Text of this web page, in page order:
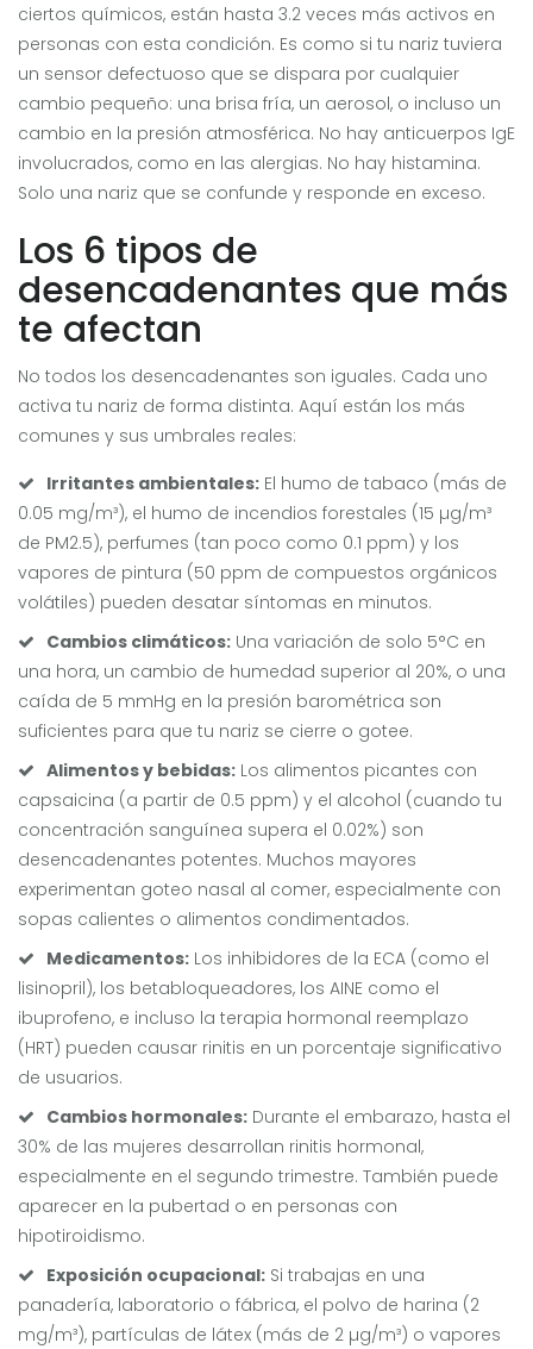
ciertos químicos, están hasta 3.2 veces más activos en
personas con esta condición. Es como si tu nariz tuviera
un sensor defectuoso que se dispara por cualquier
cambio pequeño: una brisa fría, un aerosol, o incluso un
cambio en la presión atmosférica. No hay anticuerpos IgE
involucrados, como en las alergias. No hay histamina.
Solo una nariz que se confunde y responde en exceso.
Los 6 tipos de
desencadenantes que más
te afectan
No todos los desencadenantes son iguales. Cada uno
activa tu nariz de forma distinta. Aquí están los más
comunes y sus umbrales reales:
Irritantes ambientales: El humo de tabaco (más de
0.05 mg/m³), el humo de incendios forestales (15 µg/m³
de PM2.5), perfumes (tan poco como 0.1 ppm) y los
vapores de pintura (50 ppm de compuestos orgánicos
volátiles) pueden desatar síntomas en minutos.
Cambios climáticos: Una variación de solo 5°C en
una hora, un cambio de humedad superior al 20%, o una
caída de 5 mmHg en la presión barométrica son
suficientes para que tu nariz se cierre o gotee.
Alimentos y bebidas: Los alimentos picantes con
capsaicina (a partir de 0.5 ppm) y el alcohol (cuando tu
concentración sanguínea supera el 0.02%) son
desencadenantes potentes. Muchos mayores
experimentan goteo nasal al comer, especialmente con
sopas calientes o alimentos condimentados.
Medicamentos: Los inhibidores de la ECA (como el
lisinopril), los betabloqueadores, los AINE como el
ibuprofeno, e incluso la terapia hormonal reemplazo
(HRT) pueden causar rinitis en un porcentaje significativo
de usuarios.
Cambios hormonales: Durante el embarazo, hasta el
30% de las mujeres desarrollan rinitis hormonal,
especialmente en el segundo trimestre. También puede
aparecer en la pubertad o en personas con
hipotiroidismo.
Exposición ocupacional: Si trabajas en una
panadería, laboratorio o fábrica, el polvo de harina (2
mg/m³), partículas de látex (más de 2 µg/m³) o vapores